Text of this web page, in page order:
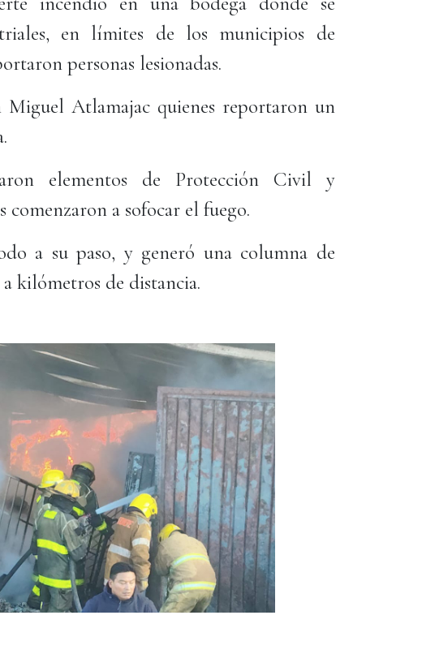
en límites de los municipios de
personas lesionadas.
Miguel Atlamajac quienes reportaron un
elementos de Protección Civil y
comenzaron a sofocar el fuego.
a su paso, y generó una columna de
kilómetros de distancia.